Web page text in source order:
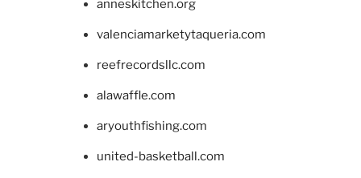
anneskitchen.org
valenciamarketytaqueria.com
reefrecordsllc.com
alawaffle.com
aryouthfishing.com
united-basketball.com